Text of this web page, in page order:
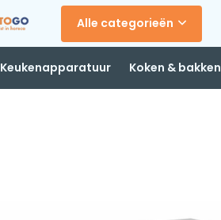
Alle categorieën
Keukenapparatuur Koken & bakken